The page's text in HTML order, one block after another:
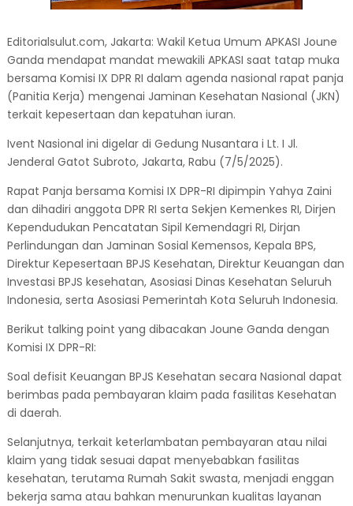
Editorialsulut.com, Jakarta: Wakil Ketua Umum APKASI Joune
Ganda mendapat mandat mewakili APKASI saat tatap muka
bersama Komisi IX DPR RI dalam agenda nasional rapat panja
(Panitia Kerja) mengenai Jaminan Kesehatan Nasional (JKN)
terkait kepesertaan dan kepatuhan iuran.
Ivent Nasional ini digelar di Gedung Nusantara i Lt. I Jl.
Jenderal Gatot Subroto, Jakarta, Rabu (7/5/2025).
Rapat Panja bersama Komisi IX DPR-RI dipimpin Yahya Zaini
dan dihadiri anggota DPR RI serta Sekjen Kemenkes RI, Dirjen
Kependudukan Pencatatan Sipil Kemendagri RI, Dirjan
Perlindungan dan Jaminan Sosial Kemensos, Kepala BPS,
Direktur Kepesertaan BPJS Kesehatan, Direktur Keuangan dan
Investasi BPJS kesehatan, Asosiasi Dinas Kesehatan Seluruh
Indonesia, serta Asosiasi Pemerintah Kota Seluruh Indonesia.
Berikut talking point yang dibacakan Joune Ganda dengan
Komisi IX DPR-RI:
Soal defisit Keuangan BPJS Kesehatan secara Nasional dapat
berimbas pada pembayaran klaim pada fasilitas Kesehatan
di daerah.
Selanjutnya, terkait keterlambatan pembayaran atau nilai
klaim yang tidak sesuai dapat menyebabkan fasilitas
kesehatan, terutama Rumah Sakit swasta, menjadi enggan
bekerja sama atau bahkan menurunkan kualitas layanan